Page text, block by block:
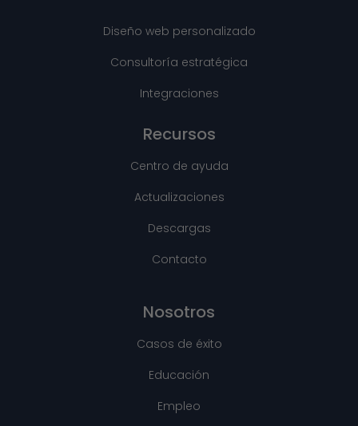
Diseño web personalizado
Consultoría estratégica
Integraciones
Recursos
Centro de ayuda
Actualizaciones
Descargas
Contacto
Nosotros
Casos de éxito
Educación
Empleo